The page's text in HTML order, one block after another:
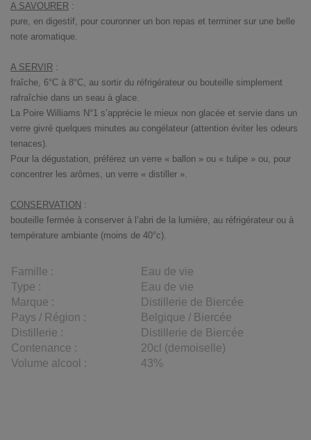
A SAVOURER :
pure, en digestif, pour couronner un bon repas et terminer sur une belle
note aromatique.
A SERVIR :
fraîche, 6°C à 8°C, au sortir du réfrigérateur ou bouteille simplement
rafraîchie dans un seau à glace.
La Poire Williams N°1 s’apprécie le mieux non glacée et servie dans un
verre givré quelques minutes au congélateur (attention éviter les odeurs
tenaces).
Pour la dégustation, préférez un verre « ballon » ou « tulipe » ou, pour
concentrer les arômes, un verre « distiller ».
CONSERVATION :
bouteille fermée à conserver à l’abri de la lumière, au réfrigérateur ou à
température ambiante (moins de 40°c).
Famille :
Eau de vie
Type :
Eau de vie
Marque :
Distillerie de Biercée
Pays / Région :
Belgique / Biercée
Distillerie :
Distillerie de Biercée
Contenance :
20cl (demoiselle)
Volume alcool :
43%